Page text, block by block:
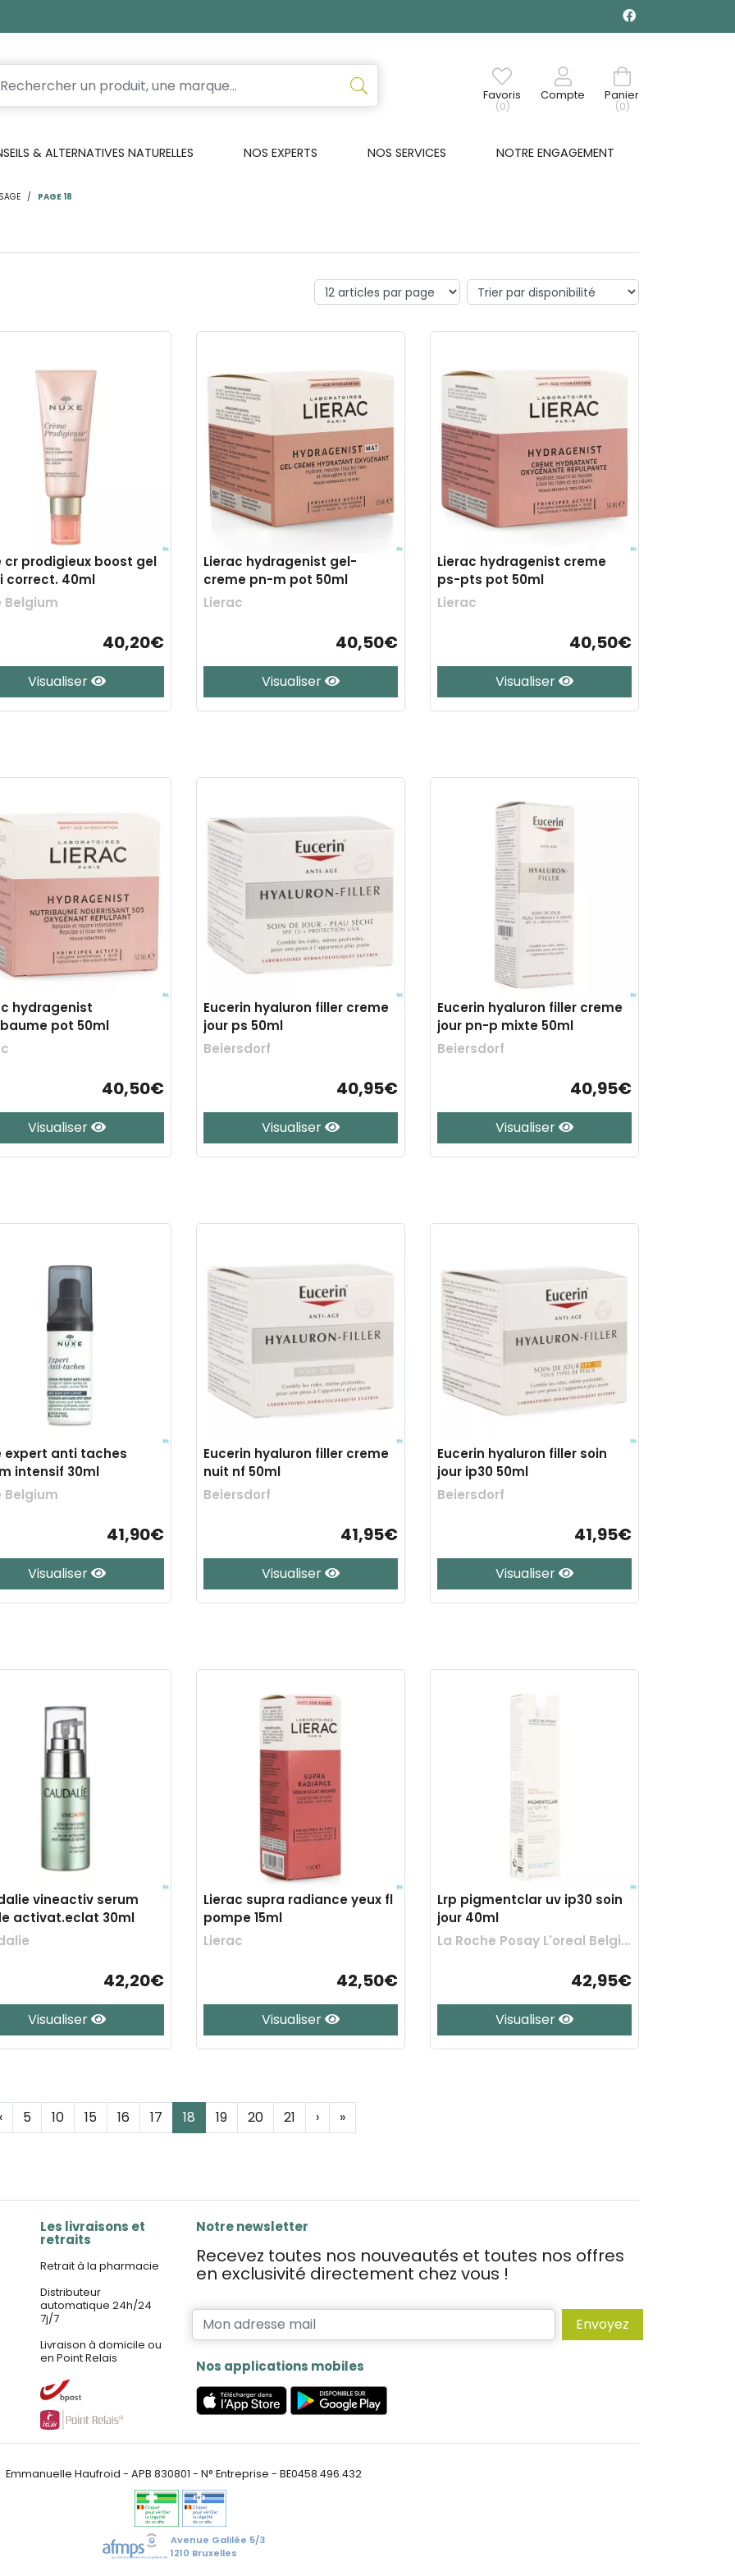
Favoris
(0)
Compte
Panier
(0)
& ALTERNATIVES NATURELLES NOS EXPERTS NOS SERVICES NOTRE ENGAGEMENT
PAGE 18
cr prodigieux boost gel
correct. 40ml
Belgium
40,20€
Visualiser
Lierac hydragenist gel-
creme pn-m pot 50ml
Lierac
40,50€
Visualiser
Lierac hydragenist creme
ps-pts pot 50ml
Lierac
40,50€
Visualiser
hydragenist
pot 50ml
40,50€
Visualiser
Eucerin hyaluron filler creme
jour ps 50ml
Beiersdorf
40,95€
Visualiser
Eucerin hyaluron filler creme
jour pn-p mixte 50ml
Beiersdorf
40,95€
Visualiser
expert anti taches
intensif 30ml
Belgium
41,90€
Visualiser
Eucerin hyaluron filler creme
nuit nf 50ml
Beiersdorf
41,95€
Visualiser
Eucerin hyaluron filler soin
jour ip30 50ml
Beiersdorf
41,95€
Visualiser
vineactiv serum
activat.eclat 30ml
42,20€
Visualiser
Lierac supra radiance yeux fl
pompe 15ml
Lierac
42,50€
Visualiser
Lrp pigmentclar uv ip30 soin
jour 40ml
La Roche Posay L'oreal Belgilux
42,95€
Visualiser
‹ 5 10 15 16 17 18 19 20 21 › »
Les livraisons et
retraits
Retrait à la pharmacie
Distributeur
automatique 24h/24
7j/7
Livraison à domicile ou
en Point Relais
Notre newsletter
Recevez toutes nos nouveautés et toutes nos offres
en exclusivité directement chez vous !
Envoyez
Nos applications mobiles
Emmanuelle Haufroid - APB 830801 - N° Entreprise - BE0458.496.432
Avenue Galilée 5/3
1210 Bruxelles